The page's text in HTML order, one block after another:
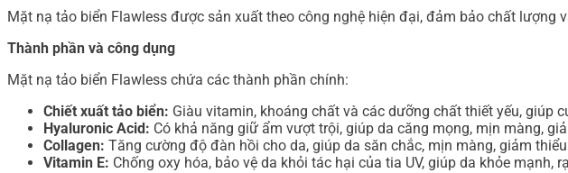
Mặt nạ tảo biển Flawless được sản xuất theo công nghệ hiện đại, đảm bảo chất
Thành phần và công dụng
Mặt nạ tảo biển Flawless chứa các thành phần chính:
Chiết xuất tảo biển: Giàu vitamin, khoáng chất và các dưỡng chất thiết yếu, giúp
Hyaluronic Acid: Có khả năng giữ ẩm vượt trội, giúp da căng mọng, mịn màng,
Collagen: Tăng cường độ đàn hồi cho da, giúp da săn chắc, mịn màng, giảm
Vitamin E: Chống oxy hóa, bảo vệ da khỏi tác hại của tia UV, giúp da khỏe mạnh,